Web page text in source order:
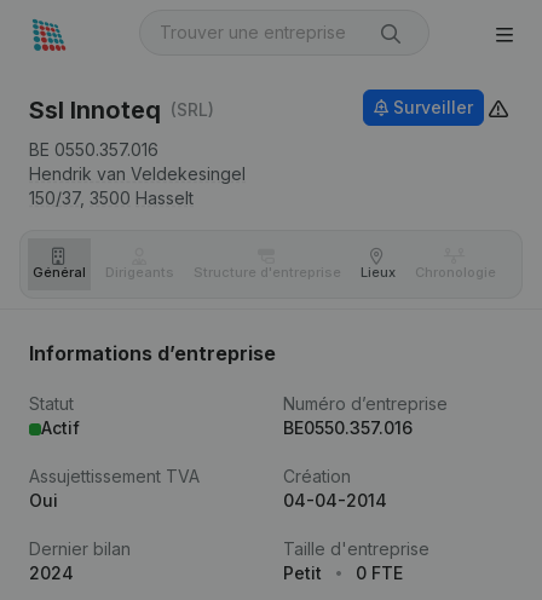
Ssl Innoteq (SRL)
BE 0550.357.016
Hendrik van Veldekesingel
150/37, 3500 Hasselt
Surveiller
Général Dirigeants Structure d'entreprise Lieux Chronologie
Informations d’entreprise
Statut
Actif
Numéro d’entreprise
BE0550.357.016
Assujettissement TVA
Oui
Création
04-04-2014
Dernier bilan
2024
Taille d'entreprise
Petit
0 FTE